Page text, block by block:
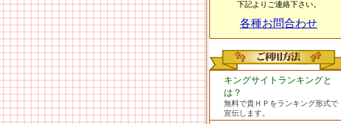
下記よりご連絡下さい。
各種お問合わせ
キングサイトランキングと
は？
無料で貴ＨＰをランキング形式で
宣伝します。